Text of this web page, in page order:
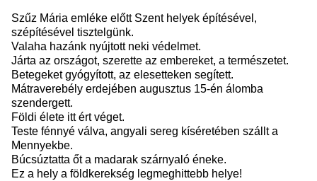
Szűz Mária emléke előtt Szent helyek építésével,
szépítésével tisztelgünk.
Valaha hazánk nyújtott neki védelmet.
Járta az országot, szerette az embereket, a természetet.
Betegeket gyógyított, az elesetteken segített.
Mátraverebély erdejében augusztus 15-én álomba
szendergett.
Földi élete itt ért véget.
Teste fénnyé válva, angyali sereg kíséretében szállt a
Mennyekbe.
Búcsúztatta őt a madarak szárnyaló éneke.
Ez a hely a földkerekség legmeghittebb helye!